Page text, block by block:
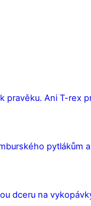
pravěku. Ani T-rex
pytlákům
dceru na